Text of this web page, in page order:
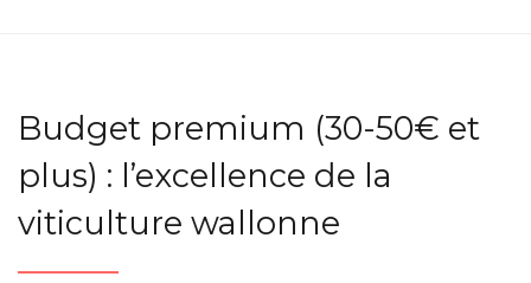
Budget premium (30-50€ et
plus) : l’excellence de la
viticulture wallonne